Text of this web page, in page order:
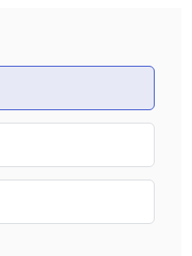
with your individual